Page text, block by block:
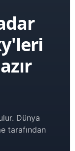
Dünya
tarafından